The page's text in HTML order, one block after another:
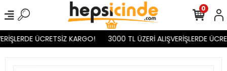
ÜCRETSİZ KARGO! 3000 TL ÜZERİ ALIŞVERİŞLERDE
0